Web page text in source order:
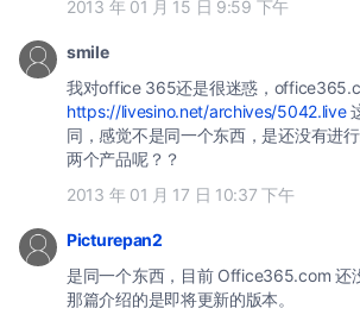
2013 年 01 月 15 日 9:59 下午
smile
我对office 365还是很迷惑，
https://livesino.net/archives/5042.live
同，感觉不是同一个东西，是还没有进
两个产品呢？？
2013 年 01 月 17 日 10:37 下午
Picturepan2
是同一个东西，目前 Office365.com 还
那篇介绍的是即将更新的版本。